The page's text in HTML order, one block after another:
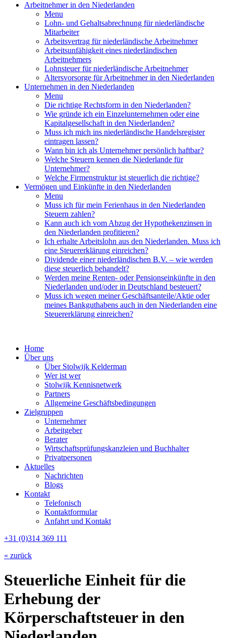
Arbeitnehmer in den Niederlanden
Menu
Lohn- und Gehaltsabrechnung für niederländische
Mitarbeiter
Arbeitsvertrag für niederländische Arbeitnehmer
Arbeitsunfähigkeit eines niederländischen
Arbeitnehmers
Lohnsteuer für niederländische Arbeitnehmer
Altersvorsorge für Arbeitnehmer in den Niederlanden
Unternehmen in den Niederlanden
Menu
Die richtige Rechtsform in den Niederlanden?
Wie gründe ich ein Einzelunternehmen oder eine
Kapitalgesellschaft in den Niederlanden?
Muss ich mich ins niederländische Handelsregister
eintragen lassen?
Wann bin ich als Unternehmer persönlich haftbar?
Welche Steuern kennen die Niederlande für
Unternehmer?
Welche Firmenstruktur ist steuerlich die richtige?
Vermögen und Einkünfte in den Niederlanden
Menu
Muss ich für mein Ferienhaus in den Niederlanden
Steuern zahlen?
Kann auch ich vom Abzug der Hypothekenzinsen in
den Niederlanden profitieren?
Ich erhalte Arbeitslohn aus den Niederlanden. Muss ich
eine Steuererklärung einreichen?
Dividende einer niederländischen B.V. – wie werden
diese steuerlich behandelt?
Werden meine Renten- oder Pensionseinkünfte in den
Niederlanden und/oder in Deutschland besteuert?
Muss ich wegen meiner Geschäftsanteile/Aktie oder
meines Bankguthabens auch in den Niederlanden eine
Steuererklärung einreichen?
Home
Über uns
Über Stolwijk Kelderman
Wer ist wer
Stolwijk Kennisnetwerk
Partners
Allgemeine Geschäftsbedingungen
Zielgruppen
Unternehmer
Arbeitgeber
Berater
Wirtschaftsprüfungskanzleien und Buchhalter
Privatpersonen
Aktuelles
Nachrichten
Blogs
Kontakt
Telefonisch
Kontaktformular
Anfahrt und Kontakt
+31 (0)314 369 111
« zurück
Steuerliche Einheit für die
Erhebung der
Körperschaftsteuer in den